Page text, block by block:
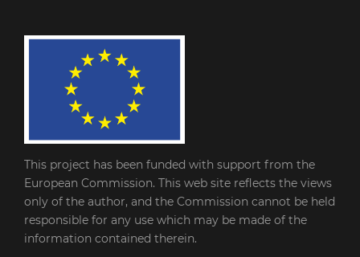
This project has been funded with support from the
European Commission. This web site reflects the views
only of the author, and the Commission cannot be held
responsible for any use which may be made of the
information contained therein.